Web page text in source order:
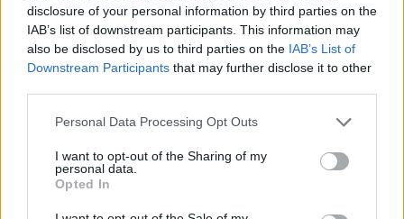
disclosure of your personal information by third parties on the
IAB’s list of downstream participants. This information may
also be disclosed by us to third parties on the IAB’s List of
Downstream Participants that may further disclose it to other
Personal Data Processing Opt Outs
I want to opt-out of the Sharing of my
personal data.
Opted In
Gjermani, rreth 25 të
plagosur, tre në gjendje
Qytetarët mblidhen në
sheshin “Skënderbej” në
ditën e 68-të të protestës
largimin e tij